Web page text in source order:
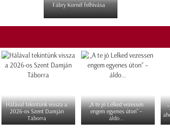
Fábry Kornél felhívása
Hálával tekintünk vissza a
2026-os Szent Damján
Táborra
„A te jó Lelked vezessen
engem egyenes úton” –
áldo...